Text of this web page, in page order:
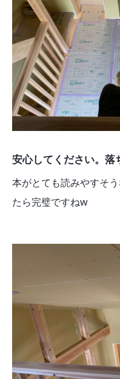
安心してください。落
本がとても読みやすそ
たら完璧ですねw